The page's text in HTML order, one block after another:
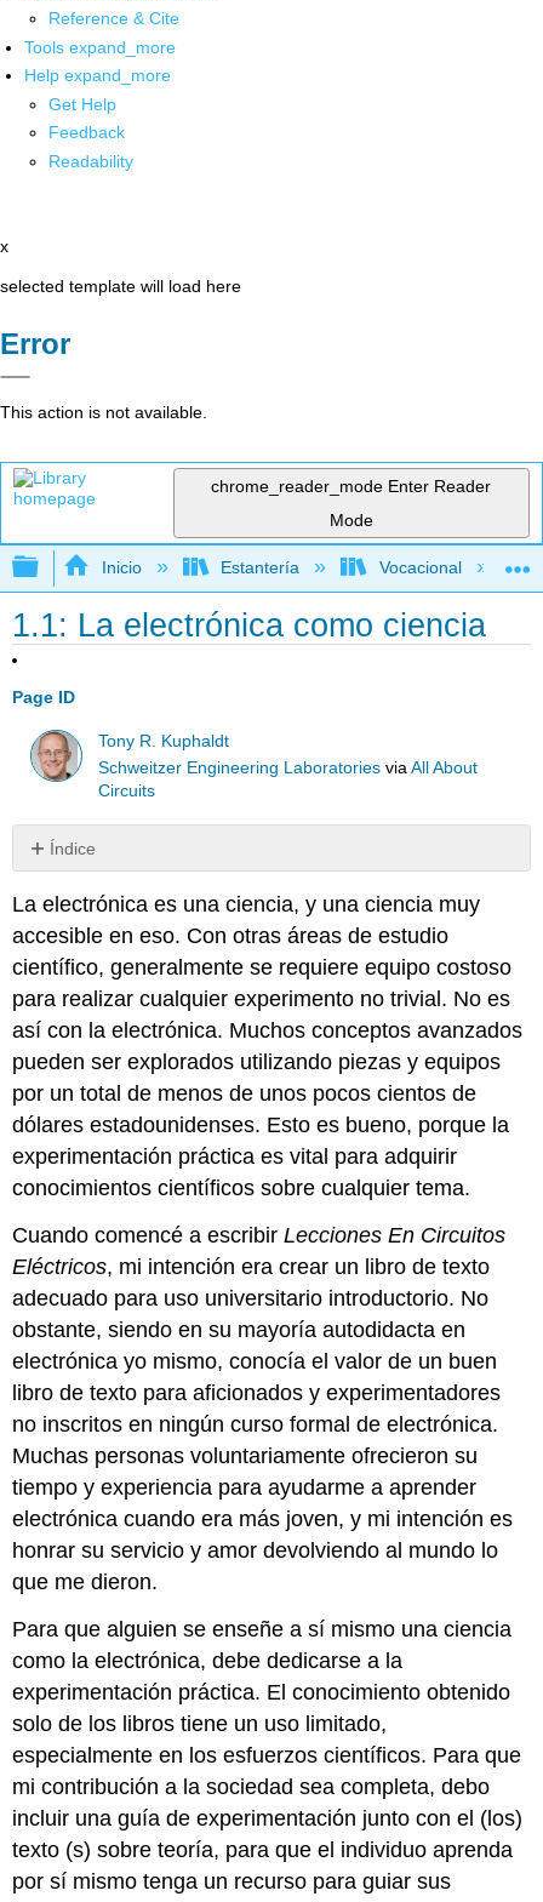
Reference & Cite
Tools expand_more
Help expand_more
Get Help
Feedback
Readability
x
selected template will load here
Error
This action is not available.
chrome_reader_mode Enter Reader
Mode
Expandir/contraer jerarquía global
Inicio Estantería Vocacional
1.1: La electrónica como ciencia
Page ID
Tony R. Kuphaldt
Schweitzer Engineering Laboratories viaAll About
Circuits
Índice
Sin
encabezados
La electrónica es una ciencia, y una ciencia muy
accesible en eso. Con otras áreas de estudio
científico, generalmente se requiere equipo costoso
para realizar cualquier experimento no trivial. No es
así con la electrónica. Muchos conceptos avanzados
pueden ser explorados utilizando piezas y equipos
por un total de menos de unos pocos cientos de
dólares estadounidenses. Esto es bueno, porque la
experimentación práctica es vital para adquirir
conocimientos científicos sobre cualquier tema.
Cuando comencé a escribirLecciones En Circuitos
Eléctricos, mi intención era crear un libro de texto
adecuado para uso universitario introductorio. No
obstante, siendo en su mayoría autodidacta en
electrónica yo mismo, conocía el valor de un buen
libro de texto para aficionados y experimentadores
no inscritos en ningún curso formal de electrónica.
Muchas personas voluntariamente ofrecieron su
tiempo y experiencia para ayudarme a aprender
electrónica cuando era más joven, y mi intención es
honrar su servicio y amor devolviendo al mundo lo
que me dieron.
Para que alguien se enseñe a sí mismo una ciencia
como la electrónica, debe dedicarse a la
experimentación práctica. El conocimiento obtenido
solo de los libros tiene un uso limitado,
especialmente en los esfuerzos científicos. Para que
mi contribución a la sociedad sea completa, debo
incluir una guía de experimentación junto con el (los)
texto (s) sobre teoría, para que el individuo aprenda
por sí mismo tenga un recurso para guiar sus